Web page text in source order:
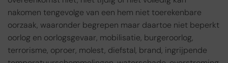
nakomen tengevolge van een hem niet toerekenbare
oorzaak, waaronder begrepen maar daartoe niet beperkt
oorlog en oorlogsgevaar, mobilisatie, burgeroorlog,
terrorisme, oproer, molest, diefstal, brand, ingrijpende